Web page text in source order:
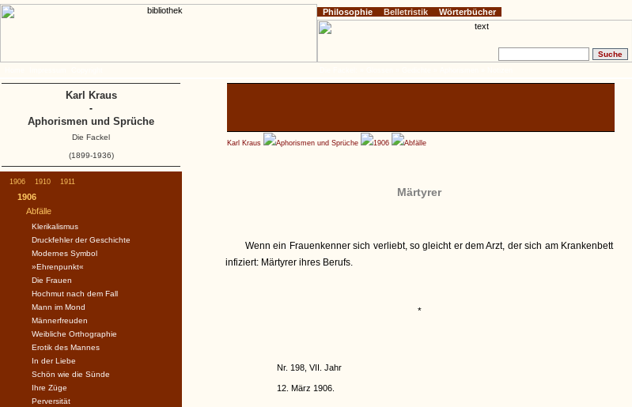
Karl Kraus Aphorismen und Sprüche 1906 Abfälle
Märtyrer
Wenn ein Frauenkenner sich verliebt, so gleicht er dem Arzt, der sich am Krankenbett
infiziert: Märtyrer ihres Berufs.
*
Nr. 198, VII. Jahr
12. März 1906.
1906 1910 1911
1906
Abfälle
Klerikalismus
Druckfehler der Geschichte
Modernes Symbol
»Ehrenpunkt«
Die Frauen
Hochmut nach dem Fall
Mann im Mond
Männerfreuden
Weibliche Orthographie
Erotik des Mannes
In der Liebe
Schön wie die Sünde
Ihre Züge
Perversität
Philosophie Belletristik Wörterbücher
Karl Kraus
-
Aphorismen und Sprüche
Die Fackel
(1899-1936)